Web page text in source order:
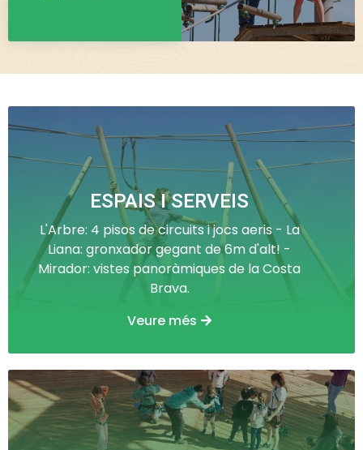
ESPAIS I SERVEIS
L'Arbre: 4 pisos de circuits i jocs aeris - La
Liana: gronxador gegant de 6m d'alt! -
Mirador: vistes panoràmiques de la Costa
Brava.
Veure més